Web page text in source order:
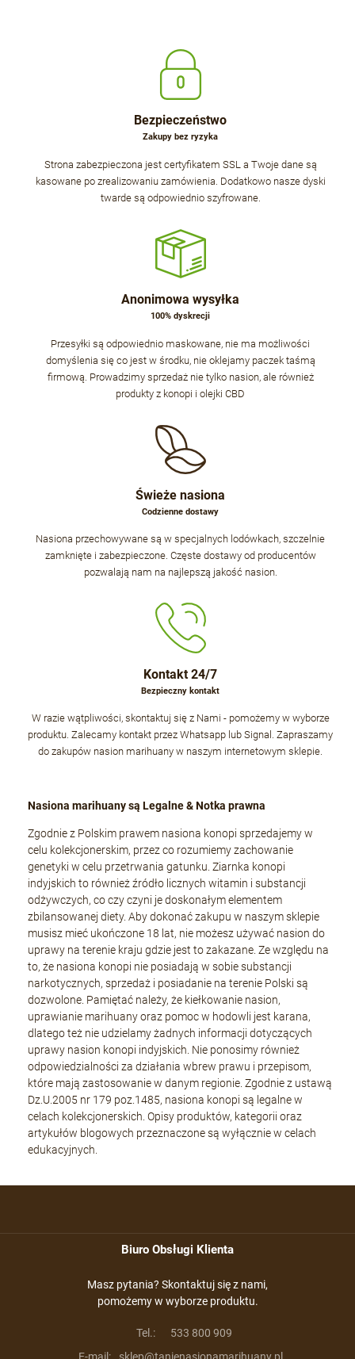
Bezpieczeństwo
Zakupy bez ryzyka
Strona zabezpieczona jest certyfikatem SSL a Twoje dane są
kasowane po zrealizowaniu zamówienia. Dodatkowo nasze dyski
twarde są odpowiednio szyfrowane.
Anonimowa wysyłka
100% dyskrecji
Przesyłki są odpowiednio maskowane, nie ma możliwości
domyślenia się co jest w środku, nie oklejamy paczek taśmą
firmową. Prowadzimy sprzedaż nie tylko nasion, ale również
produkty z konopi i olejki CBD
Świeże nasiona
Codzienne dostawy
Nasiona przechowywane są w specjalnych lodówkach, szczelnie
zamknięte i zabezpieczone. Częste dostawy od producentów
pozwalają nam na najlepszą jakość nasion.
Kontakt 24/7
Bezpieczny kontakt
W razie wątpliwości, skontaktuj się z Nami - pomożemy w wyborze
produktu. Zalecamy kontakt przez Whatsapp lub Signal. Zapraszamy
do zakupów nasion marihuany w naszym internetowym sklepie.
Nasiona marihuany są Legalne & Notka prawna
Zgodnie z Polskim prawem nasiona konopi sprzedajemy w
celu kolekcjonerskim, przez co rozumiemy zachowanie
genetyki w celu przetrwania gatunku. Ziarnka konopi
indyjskich to również źródło licznych witamin i substancji
odżywczych, co czy czyni je doskonałym elementem
zbilansowanej diety. Aby dokonać zakupu w naszym sklepie
musisz mieć ukończone 18 lat, nie możesz używać nasion do
uprawy na terenie kraju gdzie jest to zakazane. Ze względu na
to, że nasiona konopi nie posiadają w sobie substancji
narkotycznych, sprzedaż i posiadanie na terenie Polski są
dozwolone. Pamiętać należy, że kiełkowanie nasion,
uprawianie marihuany oraz pomoc w hodowli jest karana,
dlatego też nie udzielamy żadnych informacji dotyczących
uprawy nasion konopi indyjskich. Nie ponosimy również
odpowiedzialności za działania wbrew prawu i przepisom,
które mają zastosowanie w danym regionie. Zgodnie z ustawą
Dz.U.2005 nr 179 poz.1485, nasiona konopi są legalne w
celach kolekcjonerskich. Opisy produktów, kategorii oraz
artykułów blogowych przeznaczone są wyłącznie w celach
edukacyjnych.
Biuro Obsługi Klienta
Masz pytania? Skontaktuj się z nami,
pomożemy w wyborze produktu.
Tel.:
533 800 909